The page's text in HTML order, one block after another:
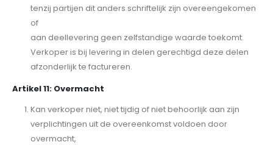
tenzij partijen dit anders schriftelijk zijn overeengekomen
of
aan deellevering geen zelfstandige waarde toekomt.
Verkoper is bij levering in delen gerechtigd deze delen
afzonderlijk te factureren.
Artikel 11: Overmacht
Kan verkoper niet, niet tijdig of niet behoorlijk aan zijn
verplichtingen uit de overeenkomst voldoen door
overmacht,